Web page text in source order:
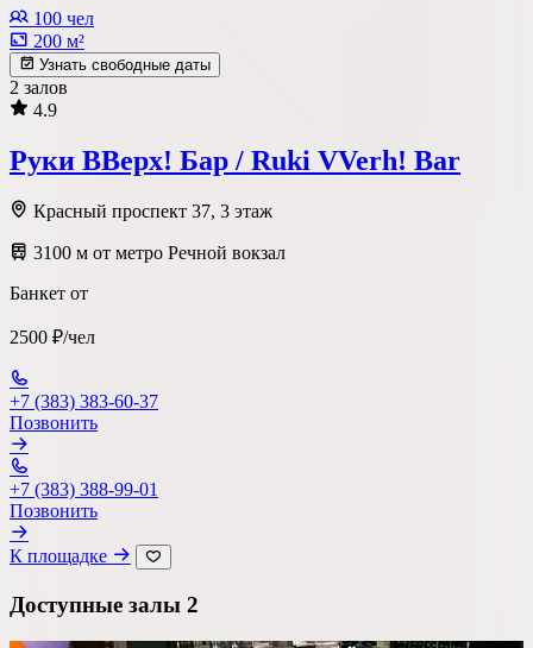
100 чел
200 м²
Узнать свободные даты
2 залов
4.9
Руки ВВерх! Бар / Ruki VVerh! Bar
Красный проспект 37, 3 этаж
3100 м от метро Речной вокзал
Банкет от
2500 ₽/чел
+7 (383) 383-60-37
Позвонить
+7 (383) 388-99-01
Позвонить
К площадке
Доступные залы 2